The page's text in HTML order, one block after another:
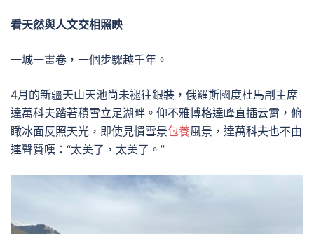
看天然與人文交相照映
一城一畫卷，一個步驟越千年。
4月的新疆天山天池尚未褪往銀裝，俄羅斯國度杜馬副主席
達萬科夫踏著積雪立足湖畔。仰不雅博格達峰直插云霄，俯
瞰冰面反照天光，即使見慣雪景包養風景，達萬科夫也不由
連聲贊嘆：“太美了，太美了。”